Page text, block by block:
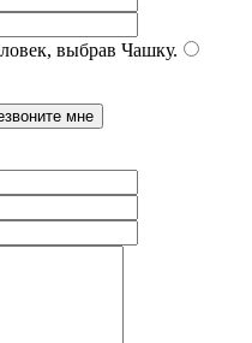
выбрав Чашку.